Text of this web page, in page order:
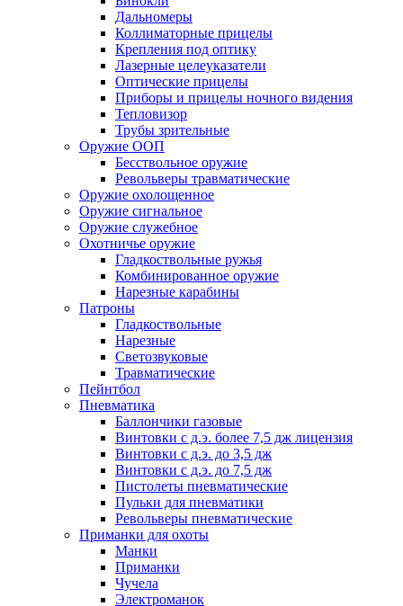
Дальномеры
Коллиматорные прицелы
Крепления под оптику
Лазерные целеуказатели
Оптические прицелы
Приборы и прицелы ночного видения
Тепловизор
Трубы зрительные
Оружие ООП
Бесствольное оружие
Револьверы травматические
Оружие охолощенное
Оружие сигнальное
Оружие служебное
Охотничье оружие
Гладкоствольные ружья
Комбинированное оружие
Нарезные карабины
Патроны
Гладкоствольные
Нарезные
Светозвуковые
Травматические
Пейнтбол
Пневматика
Баллончики газовые
Винтовки с д.э. более 7,5 дж лицензия
Винтовки с д.э. до 3,5 дж
Винтовки с д.э. до 7,5 дж
Пистолеты пневматические
Пульки для пневматики
Револьверы пневматические
Приманки для охоты
Манки
Приманки
Чучела
Электроманок